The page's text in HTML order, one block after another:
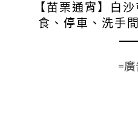
【苗栗通宵】白
食、停車、洗手
=